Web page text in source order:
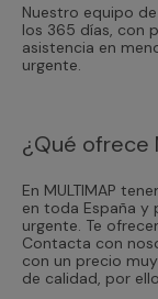
Nuestro equipo
los 365 días, con
asistencia en
urgente.
¿Qué ofrece
En MULTIMAP
en toda España y
urgente. Te
Contacta con
con un precio
de calidad, por